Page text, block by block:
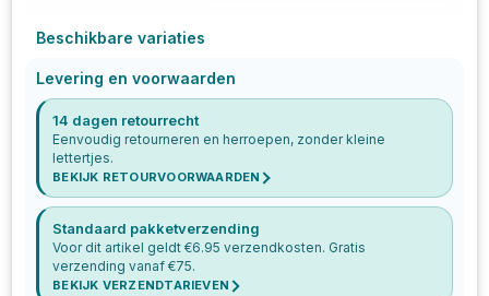
Beschikbare variaties
Levering en voorwaarden
14 dagen retourrecht
Eenvoudig retourneren en herroepen, zonder kleine
lettertjes.
BEKIJK RETOURVOORWAARDEN
Standaard pakketverzending
Voor dit artikel geldt €6.95 verzendkosten. Gratis
verzending vanaf €75.
BEKIJK VERZENDTARIEVEN